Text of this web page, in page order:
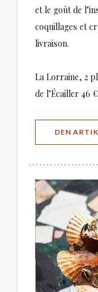
et le goût de
coquillages et
livraison.
La Lorraine, 2
de l’Écailler 46
DEN